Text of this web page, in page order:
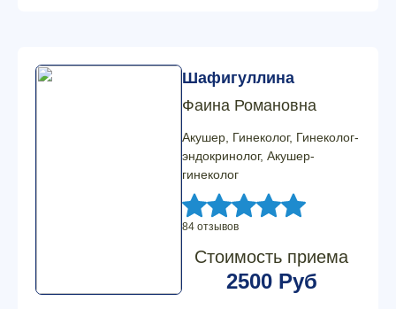
Шафигуллина
Фаина Романовна
Акушер, Гинеколог, Гинеколог-
эндокринолог, Акушер-
гинеколог
84 отзывов
Стоимость приема
2500 Руб